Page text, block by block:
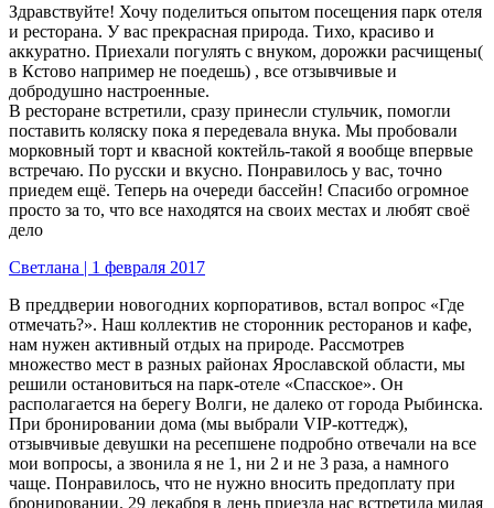
Здравствуйте! Хочу поделиться опытом посещения парк отеля
и ресторана. У вас прекрасная природа. Тихо, красиво и
аккуратно. Приехали погулять с внуком, дорожки расчищены(
в Кстово например не поедешь) , все отзывчивые и
добродушно настроенные.
В ресторане встретили, сразу принесли стульчик, помогли
поставить коляску пока я передевала внука. Мы пробовали
морковный торт и квасной коктейль-такой я вообще впервые
встречаю. По русски и вкусно. Понравилось у вас, точно
приедем ещё. Теперь на очереди бассейн! Спасибо огромное
просто за то, что все находятся на своих местах и любят своё
дело
Светлана | 1 февраля 2017
В преддверии новогодних корпоративов, встал вопрос «Где
отмечать?». Наш коллектив не сторонник ресторанов и кафе,
нам нужен активный отдых на природе. Рассмотрев
множество мест в разных районах Ярославской области, мы
решили остановиться на парк-отеле «Спасское». Он
располагается на берегу Волги, не далеко от города Рыбинска.
При бронировании дома (мы выбрали VIP-коттедж),
отзывчивые девушки на ресепшене подробно отвечали на все
мои вопросы, а звонила я не 1, ни 2 и не 3 раза, а намного
чаще. Понравилось, что не нужно вносить предоплату при
бронировании. 29 декабря в день приезда нас встретила милая